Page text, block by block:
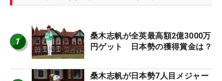
1
桑木志帆が全英最高額2億3000万
円ゲット 日本勢の獲得賞金は？
桑木志帆が日本勢7人目メジャー